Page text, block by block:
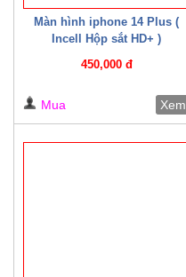
Màn hình iphone 14 Plus (
Incell Hộp sắt HD+ )
450,000 đ
Mua Xem